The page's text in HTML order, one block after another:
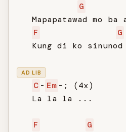
G
Mapapatawad mo ba
F
G
Kung di ko sinunod
AD LIB
C - Em -; (4x)
   La la la ...
F G